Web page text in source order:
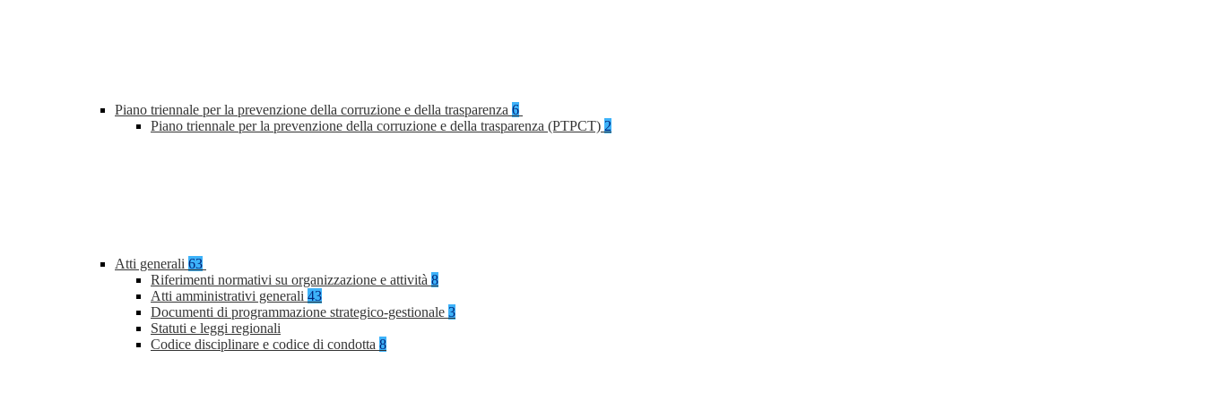
Piano triennale per la prevenzione della corruzione e della trasparenza 6
Piano triennale per la prevenzione della corruzione e della trasparenza (PTPCT) 2
Atti generali 63
Riferimenti normativi su organizzazione e attività 8
Atti amministrativi generali 43
Documenti di programmazione strategico-gestionale 3
Statuti e leggi regionali
Codice disciplinare e codice di condotta 8